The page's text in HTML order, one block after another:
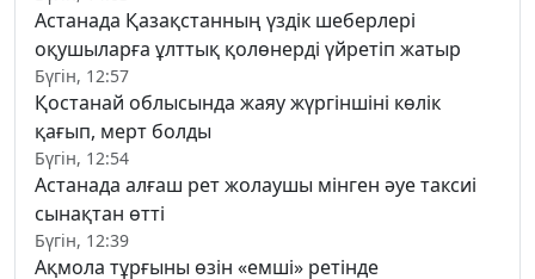
Астанада Қазақстанның үздік шеберлері
оқушыларға ұлттық қолөнерді үйретіп жатыр
Бүгін, 12:57
Қостанай облысында жаяу жүргіншіні көлік
қағып, мерт болды
Бүгін, 12:54
Астанада алғаш рет жолаушы мінген әуе таксиі
сынақтан өтті
Бүгін, 12:39
Ақмола тұрғыны өзін «емші» ретінде